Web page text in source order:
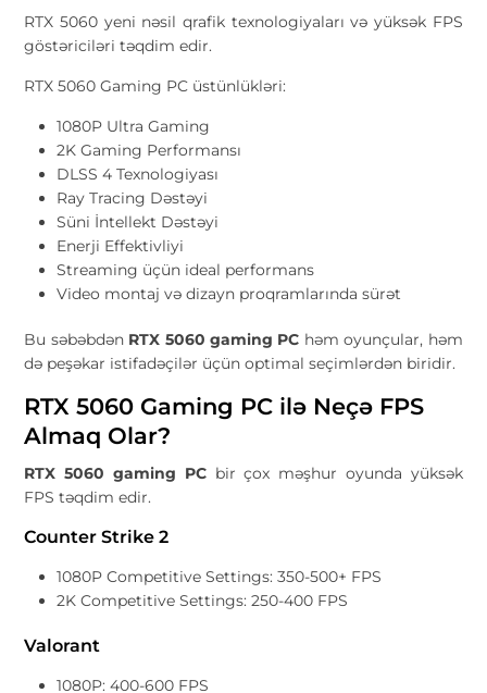
RTX 5060 yeni nəsil qrafik texnologiyaları və yüksək FPS
göstəriciləri təqdim edir.
RTX 5060 Gaming PC üstünlükləri:
1080P Ultra Gaming
2K Gaming Performansı
DLSS 4 Texnologiyası
Ray Tracing Dəstəyi
Süni İntellekt Dəstəyi
Enerji Effektivliyi
Streaming üçün ideal performans
Video montaj və dizayn proqramlarında sürət
Bu səbəbdən RTX 5060 gaming PC həm oyunçular, həm
də peşəkar istifadəçilər üçün optimal seçimlərdən biridir.
RTX 5060 Gaming PC ilə Neçə FPS
Almaq Olar?
RTX 5060 gaming PCbir çox məşhur oyunda yüksək
FPS təqdim edir.
Counter Strike 2
1080P Competitive Settings: 350-500+ FPS
2K Competitive Settings: 250-400 FPS
Valorant
1080P: 400-600 FPS